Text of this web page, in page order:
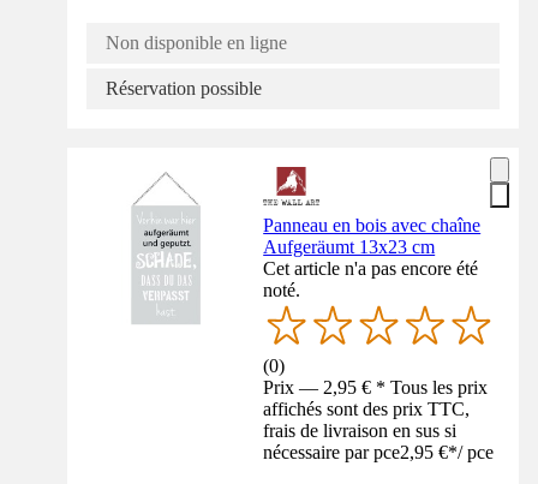
Non disponible en ligne
Réservation possible
Panneau en bois avec chaîne
Aufgeräumt 13x23 cm
Cet article n'a pas encore été
noté.
(0)
Prix — 2,95 € * Tous les prix
affichés sont des prix TTC,
frais de livraison en sus si
nécessaire par pce2,95 €*/ pce